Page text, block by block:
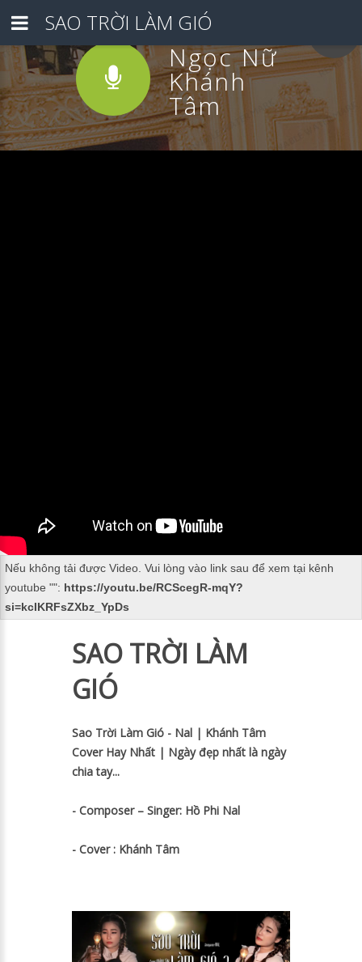
Ngọc Nữ
Khánh
Tâm
Nếu không tải được Video. Vui lòng vào link sau để xem tại kênh
youtube "": https://youtu.be/RCScegR-mqY?
si=kcIKRFsZXbz_YpDs
SAO TRỜI LÀM
GIÓ
Sao Trời Làm Gió - Nal | Khánh Tâm
Cover Hay Nhất | Ngày đẹp nhất là ngày
chia tay...
- Composer – Singer: Hồ Phi Nal
- Cover : Khánh Tâm
SAO TRỜI LÀM GIÓ